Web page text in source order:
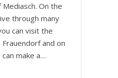
On the
through many
can visit the
and on
make a…